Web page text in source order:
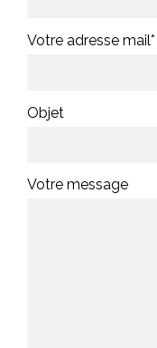
Votre adresse mail*
Objet
Votre message